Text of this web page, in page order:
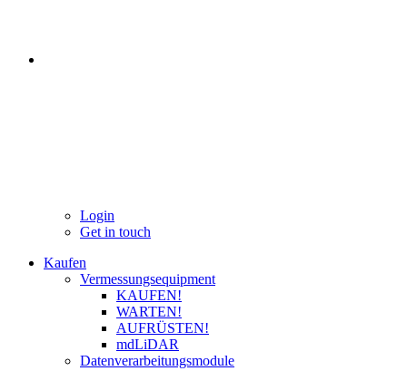
Login
Get in touch
Kaufen
Vermessungsequipment
KAUFEN!
WARTEN!
AUFRÜSTEN!
mdLiDAR
Datenverarbeitungsmodule